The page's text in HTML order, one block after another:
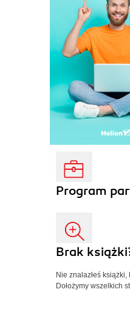
Program
Brak
Nie znalazłeś
Dołożymy wszelkich